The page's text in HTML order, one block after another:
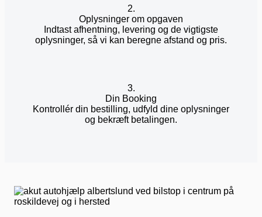
2.
Oplysninger om opgaven
Indtast afhentning, levering og de vigtigste
oplysninger, så vi kan beregne afstand og pris.
3.
Din Booking
Kontrollér din bestilling, udfyld dine oplysninger
og bekræft betalingen.